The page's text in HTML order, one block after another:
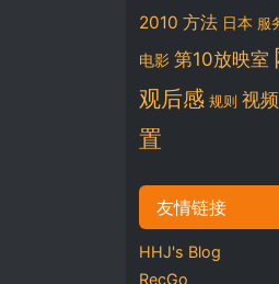
2010 方法 日本 服
电影 第10放映室
观后感 规则 视频
置
友情链接
HHJ's Blog
RecGo